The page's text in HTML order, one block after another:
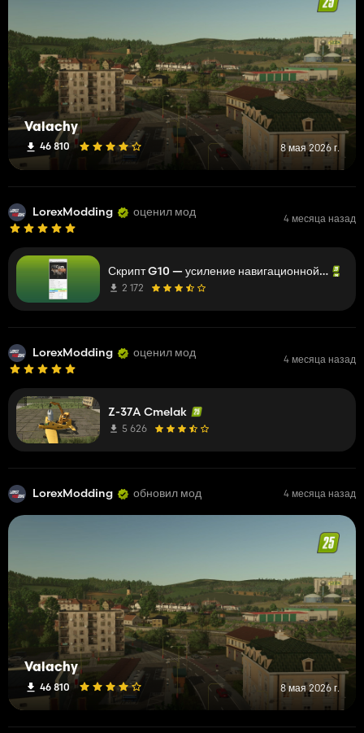
Valachy
46 810 8 мая 2026 г.
LorexModding оценил мод 4 месяца назад
Скрипт G10 — усиление навигационной сетки животных. (Prefab)
2 172
LorexModding оценил мод 4 месяца назад
Z-37A Cmelak
5 626
LorexModding обновил мод 4 месяца назад
Valachy
46 810 8 мая 2026 г.